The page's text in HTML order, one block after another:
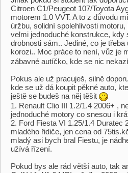
Citroen C1/Peugeot 107/Toyota
motorem 1.0 VVT. A to z důvodu
úržbu, solidní spolehlivosti
velmi jednoduché konstrukce, kdy
drobnosti sám.. Jediné, co je
korozi.. Moc práce to není, vůz je
zábavné autíčko, kde se nic
Pokus ale už pracuješ, silně
kde se už dá koupit pěkné auto,
ještě se budeš na něj těšit
1. Renault Clio III 1.2/1.4 2006+ ,
jednoduché motory co snesou i
2. Ford Fiesta VI 1.25/1.4 Duratec
mladého řidiče, jen cena od
mladý asi bych bral Fiestu, je
užívá řízení.
Pokud bys ale rád větší auto, tak